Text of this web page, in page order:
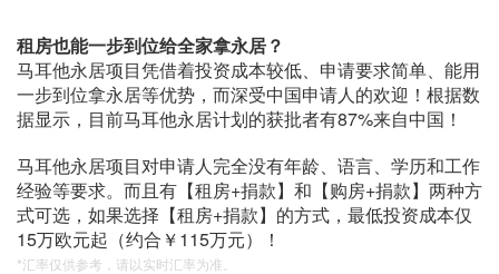
租房也能一步到位给全家拿永居？
马耳他永居项目凭借着投资成本较低、申请要求简单、能用
一步到位拿永居等优势，而深受中国申请人的欢迎！根据数
据显示，目前马耳他永居计划的获批者有87%来自中国！
马耳他永居项目对申请人完全没有年龄、语言、学历和工作
经验等要求。而且有【租房+捐款】和【购房+捐款】两种方
式可选，如果选择【租房+捐款】的方式，最低投资成本仅
15万欧元起（约合￥115万元）！
*汇率仅供参考，请以实时汇率为准。